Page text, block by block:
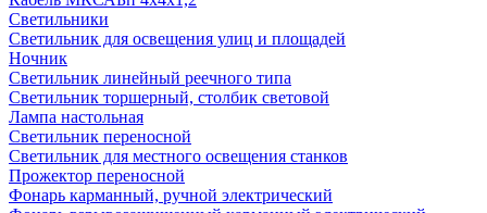
Светильники
Светильник для освещения улиц и площадей
Ночник
Светильник линейный реечного типа
Светильник торшерный, столбик световой
Лампа настольная
Светильник переносной
Светильник для местного освещения станков
Прожектор переносной
Фонарь карманный, ручной электрический